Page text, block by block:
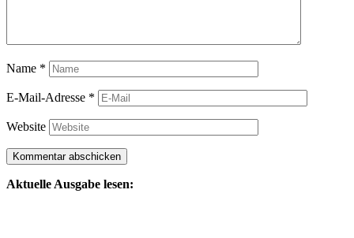
Name *
E-Mail-Adresse *
Website
Aktuelle Ausgabe lesen: